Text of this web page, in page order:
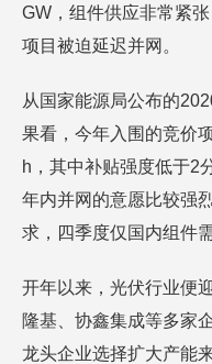
GW，组件供应非常紧
项目被迫延迟并网。
从国家能源局公布的
果看，今年入围的竞价
h，其中补贴强度低于2
年内并网的意愿比较强
求，四季度仅国内组件
开年以来，光伏行业便
隆基、协鑫集成等多家
龙头企业选择扩大产能